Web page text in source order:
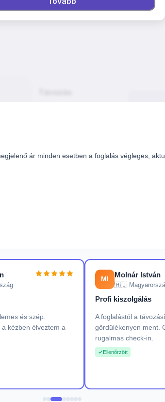
ár minden esetben a foglalás végleges,
és szép.
kézben élveztem a
MI
Molnár István
🇭🇺
Profi kiszolgálás
A foglalástól a
gördülékenyen ment.
rugalmas check-in.
Ellenőrzött